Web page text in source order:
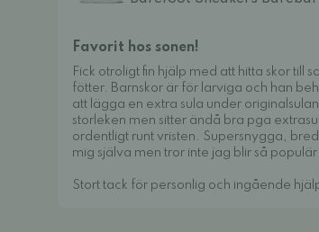
Favorit hos sonen!
Fick otroligt fin hjälp med att hitta skor till
fötter. Barnskor är för larviga och han
att lägga en extra sula under
storleken men sitter ändå bra pga
ordentligt runt vristen. Supersnygga,
mig själva men tror inte jag blir så
Stort tack för personlig och ingående